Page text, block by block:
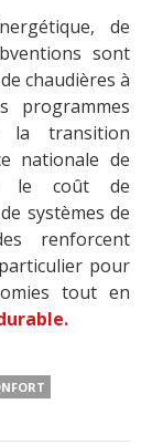
de
sont
chaudières à
programmes
la transition
nationale de
le coût de
systèmes de
renforcent
pour
tout en